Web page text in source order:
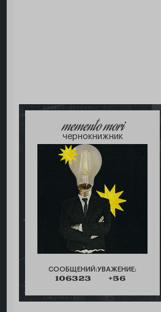
memento mori
чернокнижник
СООБЩЕНИЙ:
106323
УВАЖЕНИЕ:
+56